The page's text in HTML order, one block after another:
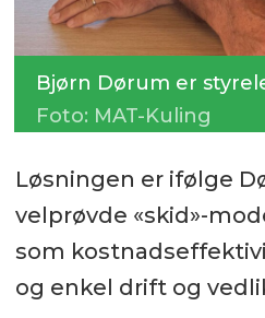
Bjørn Dørum er
Foto: MAT-Kuling
Løsningen er ifølge
velprøvde «skid»-
som
og enkel drift og